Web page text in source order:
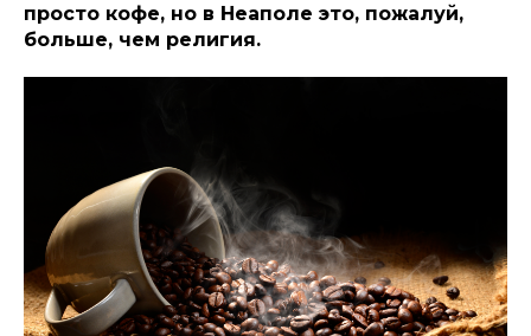
просто кофе, но в Неаполе это, пожалуй,
больше, чем религия.